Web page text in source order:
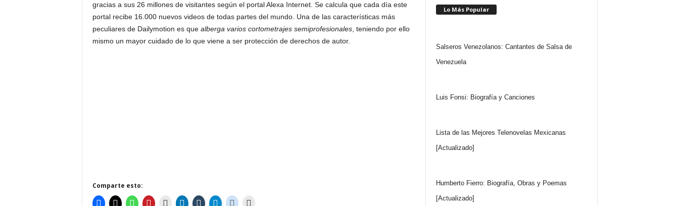
gracias a sus 26 millones de visitantes según el portal Alexa Internet. Se calcula que cada día este
portal recibe 16.000 nuevos videos de todas partes del mundo. Una de las características más
peculiares de Dailymotion es que alberga varios cortometrajes semiprofesionales, teniendo por ello
mismo un mayor cuidado de lo que viene a ser protección de derechos de autor.
Comparte esto:
Lo Más Popular
Salseros Venezolanos: Cantantes de Salsa de
Venezuela
Luis Fonsi: Biografía y Canciones
Lista de las Mejores Telenovelas Mexicanas
[Actualizado]
Humberto Fierro: Biografía, Obras y Poemas
[Actualizado]